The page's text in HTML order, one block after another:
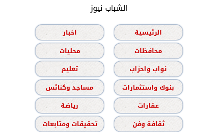
الشباب نيوز
الرئيسية
اخبار
محافظات
محليات
نواب واحزاب
تعليم
بنوك واستثمارات
مساجد وكنائس
عقارات
رياضة
ثقافة وفن
تحقيقات ومتابعات